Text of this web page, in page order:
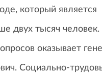
который
двух тысяч
оказывает
Социально-